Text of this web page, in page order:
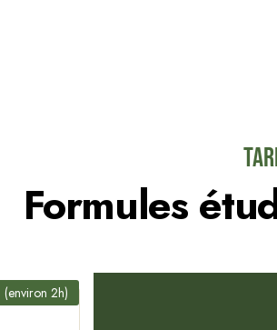
Formules
(environ 2h)